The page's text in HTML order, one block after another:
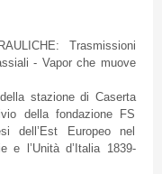
Trasmissioni
- Vapor che muove
stazione di Caserta
della fondazione FS
dell’Est Europeo nel
e l’Unità d’Italia 1839-